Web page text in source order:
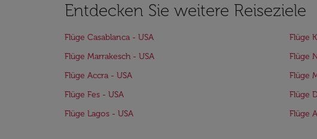
Entdecken Sie weitere Reiseziele
Flüge Casablanca - USA Flüge
Flüge Marrakesch - USA
Flüge
Flüge Accra - USA
Flüge
Flüge Fes - USA
Flüge
Flüge Lagos - USA
Flüge